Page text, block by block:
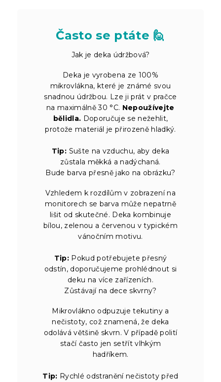
Často se ptáte 🙋
Jak je deka údržbová?
Deka je vyrobena ze 100%
mikrovlákna, které je známé svou
snadnou údržbou. Lze ji prát v pračce
na maximálně 30 °C. Nepoužívejte
bělidla. Doporučuje se nežehlit,
protože materiál je přirozeně hladký.
Tip: Sušte na vzduchu, aby deka
zůstala měkká a nadýchaná.
Bude barva přesně jako na obrázku?
Vzhledem k rozdílům v zobrazení na
monitorech se barva může nepatrně
lišit od skutečné. Deka kombinuje
bílou, zelenou a červenou v typickém
vánočním motivu.
Tip: Pokud potřebujete přesný
odstín, doporučujeme prohlédnout si
deku na více zařízeních.
Zůstávají na dece skvrny?
Mikrovlákno odpuzuje tekutiny a
nečistoty, což znamená, že deka
odolává většině skvrn. V případě polití
stačí často jen setřít vlhkým
hadříkem.
Tip: Rychlé odstranění nečistoty před